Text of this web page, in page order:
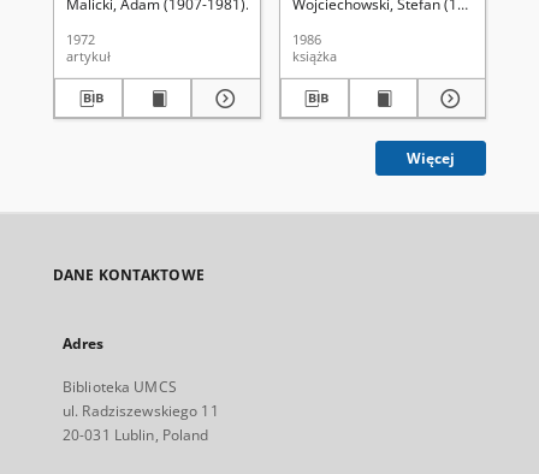
Malicki, Adam (1907-1981) Marković-Marjanović, Jelena Uniwersytet
1972
artykuł
Wojciechowski, Stefan (1899-1980)
1986
książka
Więcej
DANE KONTAKTOWE
Adres
Biblioteka UMCS
ul. Radziszewskiego 11
20-031 Lublin, Poland